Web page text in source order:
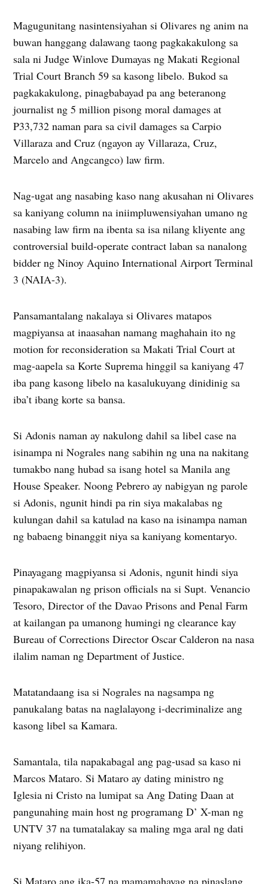
Magugunitang nasintensiyahan si Olivares ng anim na
buwan hanggang dalawang taong pagkakakulong sa
sala ni Judge Winlove Dumayas ng Makati Regional
Trial Court Branch 59 sa kasong libelo. Bukod sa
pagkakakulong, pinagbabayad pa ang beteranong
journalist ng 5 million pisong moral damages at
P33,732 naman para sa civil damages sa Carpio
Villaraza and Cruz (ngayon ay Villaraza, Cruz,
Marcelo and Angcangco) law firm.
Nag-ugat ang nasabing kaso nang akusahan ni Olivares
sa kaniyang column na iniimpluwensiyahan umano ng
nasabing law firm na ibenta sa isa nilang kliyente ang
controversial build-operate contract laban sa nanalong
bidder ng Ninoy Aquino International Airport Terminal
3 (NAIA-3).
Pansamantalang nakalaya si Olivares matapos
magpiyansa at inaasahan namang maghahain ito ng
motion for reconsideration sa Makati Trial Court at
mag-aapela sa Korte Suprema hinggil sa kaniyang 47
iba pang kasong libelo na kasalukuyang dinidinig sa
iba’t ibang korte sa bansa.
Si Adonis naman ay nakulong dahil sa libel case na
isinampa ni Nograles nang sabihin ng una na nakitang
tumakbo nang hubad sa isang hotel sa Manila ang
House Speaker. Noong Pebrero ay nabigyan ng parole
si Adonis, ngunit hindi pa rin siya makalabas ng
kulungan dahil sa katulad na kaso na isinampa naman
ng babaeng binanggit niya sa kaniyang komentaryo.
Pinayagang magpiyansa si Adonis, ngunit hindi siya
pinapakawalan ng prison officials na si Supt. Venancio
Tesoro, Director of the Davao Prisons and Penal Farm
at kailangan pa umanong humingi ng clearance kay
Bureau of Corrections Director Oscar Calderon na nasa
ilalim naman ng Department of Justice.
Matatandaang isa si Nograles na nagsampa ng
panukalang batas na naglalayong i-decriminalize ang
kasong libel sa Kamara.
Samantala, tila napakabagal ang pag-usad sa kaso ni
Marcos Mataro. Si Mataro ay dating ministro ng
Iglesia ni Cristo na lumipat sa Ang Dating Daan at
pangunahing main host ng programang D’ X-man ng
UNTV 37 na tumatalakay sa maling mga aral ng dati
niyang relihiyon.
Si Mataro ang ika-57 na mamamahayag na pinaslang